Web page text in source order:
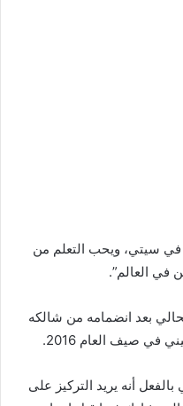
في سيتي، ويحب التعلم من
في العالم”.
بعد انضمامه من شالكه
سيتي بالفعل أنه يريد التركيز على